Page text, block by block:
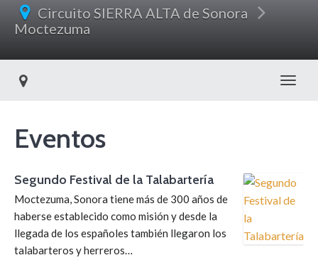
Circuito SIERRA ALTA de Sonora
Moctezuma
Eventos
Segundo Festival de la Talabartería
Moctezuma, Sonora tiene más de 300 años de
haberse establecido como misión y desde la
llegada de los españoles también llegaron los
talabarteros y herreros…